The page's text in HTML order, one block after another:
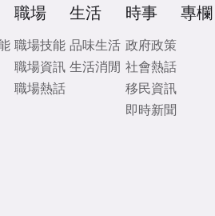
職場
職場技能
職場資訊
職場熱話
生活
品味生活
生活消閒
時事
政府政策
社會熱話
移民資訊
即時新聞
專欄